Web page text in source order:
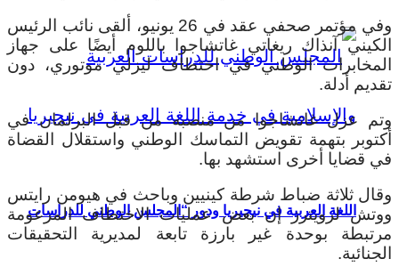
اللغة العربية في نيجيريا ودور “المجلس الوطني للدراسات
وفي مؤتمر صحفي عقد في 26 يونيو، ألقى نائب الرئيس
الكيني آنذاك ريغاتي غاتشاجوا باللوم أيضًا على جهاز
المخابرات الوطني في اختطاف ليزلي موتوري، دون
تقديم أدلة.
وتم عزل غاتشاجوا من منصبه من قبل البرلمان في
أكتوبر بتهمة تقويض التماسك الوطني واستقلال القضاة
في قضايا أخرى استشهد بها.
وقال ثلاثة ضباط شرطة كينيين وباحث في هيومن رايتس
ووتش لرويترز إن بعض عمليات الاختطاف المزعومة
مرتبطة بوحدة غير بارزة تابعة لمديرية التحقيقات
الجنائية.